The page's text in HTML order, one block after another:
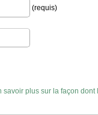
(requis)
savoir plus sur la façon